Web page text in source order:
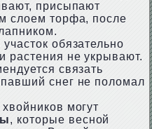
присыпают
слоем торфа, после
обязательно
растения не укрывают.
связать
снег не поломал
могут
, которые весной